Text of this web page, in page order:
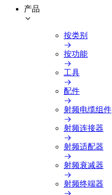
产品
按类别
按功能
工具
配件
射频电缆组件
射频连接器
射频适配器
射频衰减器
射频终端器